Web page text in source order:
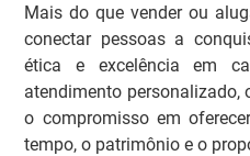
Mais do que vender ou
conectar pessoas a
ética e excelência em
atendimento personalizado,
o compromisso em
tempo, o patrimônio e o